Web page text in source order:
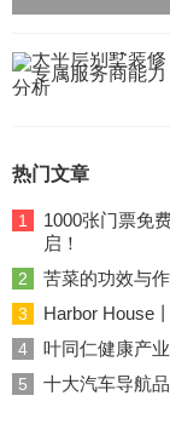
热门文章
1
1000张门票免
启！
2 苦菜的功效与
3 Harbor House
4 叶同仁健康产
5 十大汽车导航